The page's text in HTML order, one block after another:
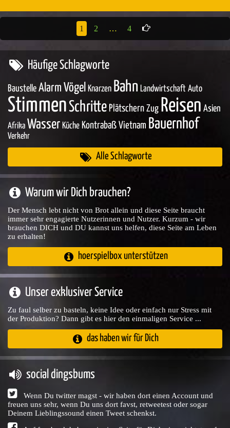
1 2 … 4
Häufige Schlagworte
Baustelle Alarm Vögel Knarzen Bahn Landwirtschaft Auto
StimmenSchritte Plätschern Zug Reisen Asien
Afrika Wasser Küche Kontrabaß Vietnam Bauernhof
Verkehr
Alle Schlagworte
Warum wir Dich brauchen?
Der Mensch lebt nicht von Brot allein und diese Seite braucht
immer sehr engagierte Nutzerinnen und Nutzer. Kurzum - wir
brauchen DICH und DU kannst uns helfen, diese Seite am Leben
zu erhalten!
hoerspielbox unterstützen
Unser exklusiver Service
Zu faul selber zu basteln, keine Idee oder einfach nur Stress mit
der Produktion? Dann gibt es hier den einmaligen Service ...
das haben wir für Dich
social dingsbums
Wenn Du twitter magst - wir haben dort einen Account und
freuen uns sehr, wenn Du uns dort favst, retweetest oder sogar
Deinem Lieblingssound einen Tweet schenkst.